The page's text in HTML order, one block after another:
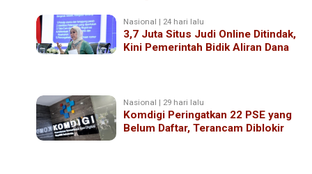
Nasional | 24 hari lalu
3,7 Juta Situs Judi Online Ditindak,
Kini Pemerintah Bidik Aliran Dana
Nasional | 29 hari lalu
Komdigi Peringatkan 22 PSE yang
Belum Daftar, Terancam Diblokir